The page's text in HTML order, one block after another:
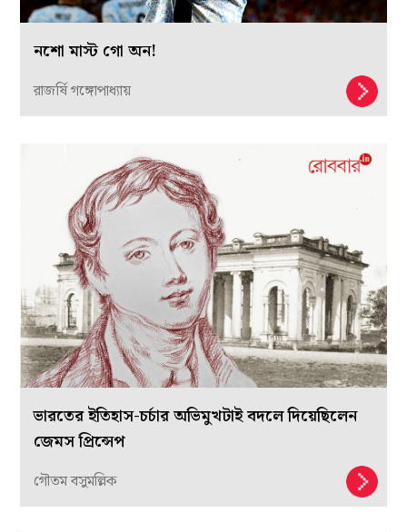
নশো মাস্ট গো অন!
রাজর্ষি গঙ্গোপাধ্যায়
ভারতের ইতিহাস-চর্চার অভিমুখটাই বদলে দিয়েছিলেন
জেমস প্রিন্সেপ
গৌতম বসুমল্লিক